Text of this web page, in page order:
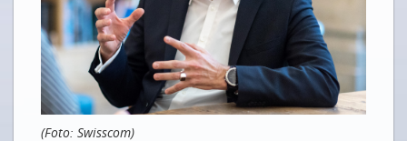
Gesünder, glücklicher und länger leben – wenn wir
unsere Daten teilen
Sharing our data will make us live healthier, happier
and longer lives.
DIE SITUATION IN DER SCHWEIZ
Der Weg ist noch weit
(Foto: Swisscom)